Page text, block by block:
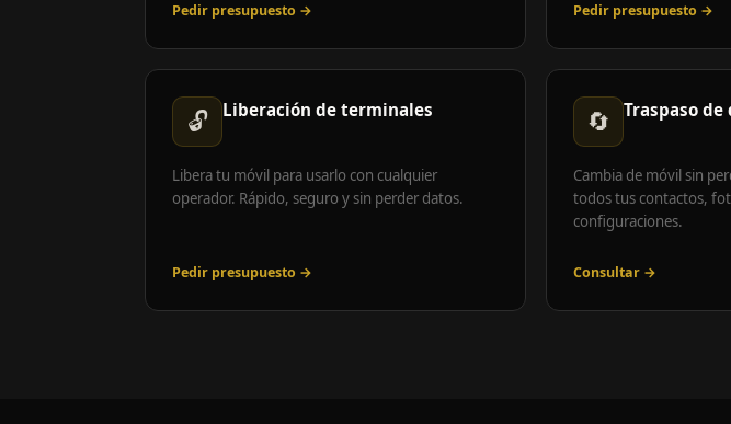
Pedir presupuesto → Pedir presupuesto →
🔓 Liberación de terminales
Libera tu móvil para usarlo con cualquier
operador. Rápido, seguro y sin perder datos.
Pedir presupuesto →
🔄 Traspaso de
Cambia de móvil sin
todos tus contactos,
configuraciones.
Consultar →